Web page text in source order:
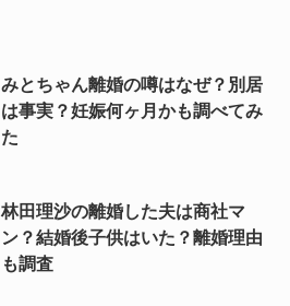
みとちゃん離婚の噂はなぜ？別居
は事実？妊娠何ヶ月かも調べてみ
た
林田理沙の離婚した夫は商社マ
ン？結婚後子供はいた？離婚理由
も調査